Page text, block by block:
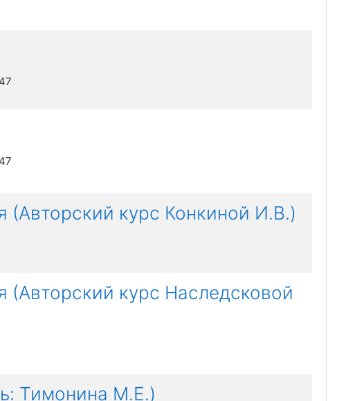
курс Конкиной И.В.)
курс Наследсковой
Тимонина М.Е.)